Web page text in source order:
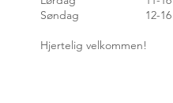
Søndag 12-16
Hjertelig velkommen!